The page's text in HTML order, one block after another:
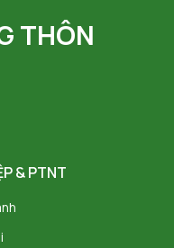
THÔN
& PTNT